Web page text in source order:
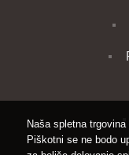
Naša spletna
Piškotni se ne bodo